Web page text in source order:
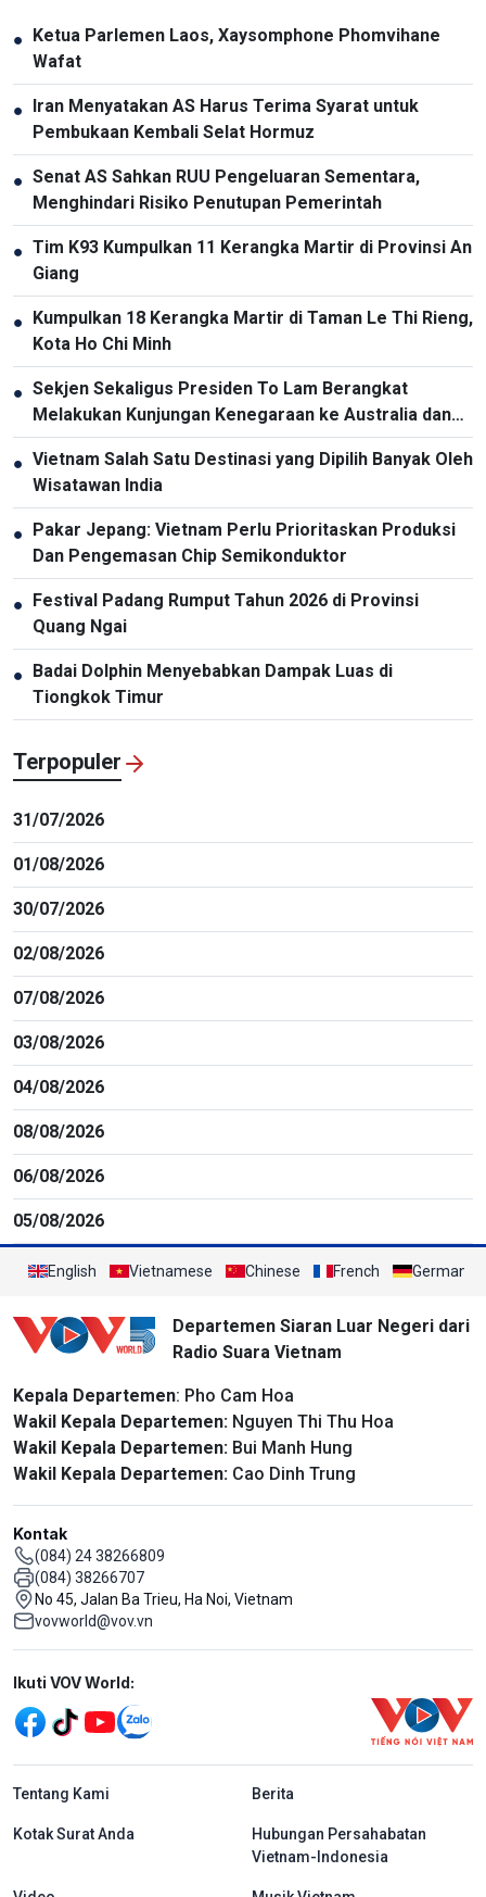
● Ketua Parlemen Laos, Xaysomphone Phomvihane
Wafat
● Iran Menyatakan AS Harus Terima Syarat untuk
Pembukaan Kembali Selat Hormuz
● Senat AS Sahkan RUU Pengeluaran Sementara,
Menghindari Risiko Penutupan Pemerintah
● Tim K93 Kumpulkan 11 Kerangka Martir di Provinsi An
Giang
● Kumpulkan 18 Kerangka Martir di Taman Le Thi Rieng,
Kota Ho Chi Minh
● Sekjen Sekaligus Presiden To Lam Berangkat
Melakukan Kunjungan Kenegaraan ke Australia dan
Selandia Baru
● Vietnam Salah Satu Destinasi yang Dipilih Banyak Oleh
Wisatawan India
● Pakar Jepang: Vietnam Perlu Prioritaskan Produksi
Dan Pengemasan Chip Semikonduktor
● Festival Padang Rumput Tahun 2026 di Provinsi
Quang Ngai
● Badai Dolphin Menyebabkan Dampak Luas di
Tiongkok Timur
Terpopuler
31/07/2026
01/08/2026
30/07/2026
02/08/2026
07/08/2026
03/08/2026
04/08/2026
08/08/2026
06/08/2026
05/08/2026
English Vietnamese Chinese French German
Departemen Siaran Luar Negeri dari
Radio Suara Vietnam
Kepala Departemen: Pho Cam Hoa
Wakil Kepala Departemen: Nguyen Thi Thu Hoa
Wakil Kepala Departemen: Bui Manh Hung
Wakil Kepala Departemen: Cao Dinh Trung
Kontak
(084) 24 38266809
(084) 38266707
No 45, Jalan Ba Trieu, Ha Noi, Vietnam
vovworld@vov.vn
Mạng xã hội
Ikuti VOV World:
menu footer tiếng Indo
Tentang Kami Berita
Kotak Surat Anda
Hubungan Persahabatan
Vietnam-Indonesia